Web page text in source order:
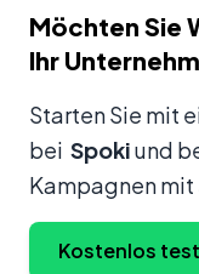
Möchten Sie
Ihr
Starten Sie mit
bei Spokiund
Kampagnen
Kostenlos